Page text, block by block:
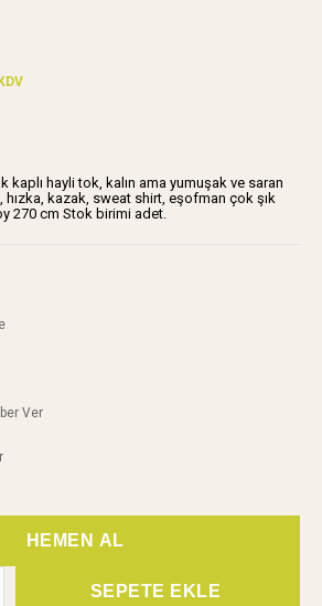
kaplı hayli tok, kalın ama yumuşak ve saran
hızka, kazak, sweat shirt, eşofman çok şık
270 cm Stok birimi adet.
Ver